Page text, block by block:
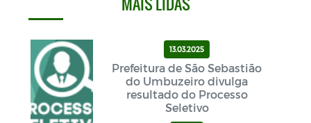
13.03.2025
Prefeitura de São Sebastião
do Umbuzeiro divulga
resultado do Processo
Seletivo